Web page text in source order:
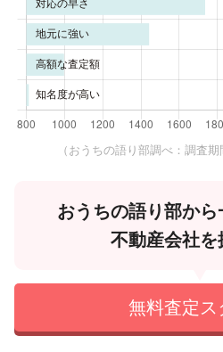
（おうちの語り部調べ：調査
おうちの語り部から
不動産会社を
無料査定ス